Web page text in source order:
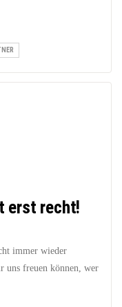
erst recht!
immer wieder
uns freuen können, wer